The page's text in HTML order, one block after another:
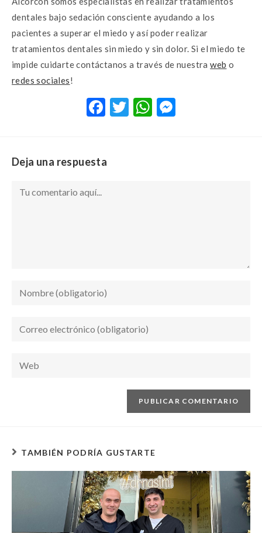
dentales bajo sedación consciente ayudando a los
pacientes a superar el miedo y así poder realizar
tratamientos dentales sin miedo y sin dolor. Si el miedo te
impide cuidarte contáctanos a través de nuestraweb o
redes sociales!
F T W
Deja una respuesta
TAMBIÉN PODRÍA GUSTARTE